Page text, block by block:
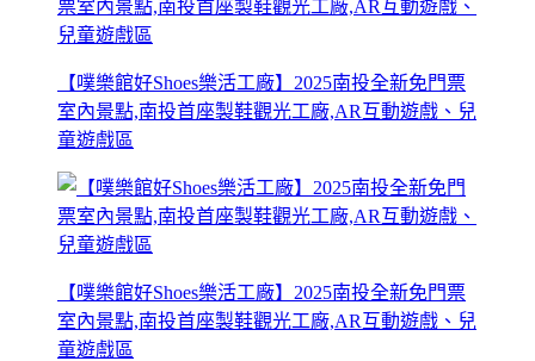
【噗樂館好Shoes樂活工廠】2025南投全新免門票
室內景點,南投首座製鞋觀光工廠,AR互動遊戲、兒
童遊戲區
【噗樂館好Shoes樂活工廠】2025南投全新免門票
室內景點,南投首座製鞋觀光工廠,AR互動遊戲、兒
童遊戲區